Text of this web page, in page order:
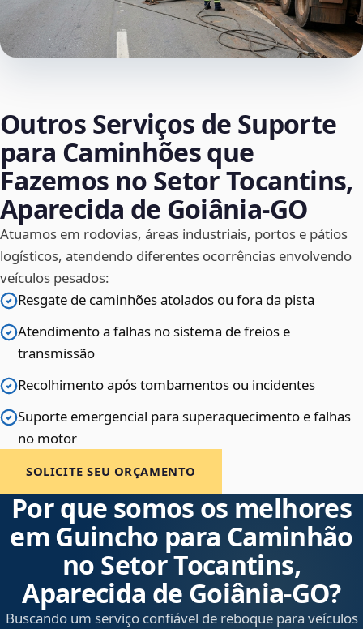
Outros Serviços de Suporte
para Caminhões que
Fazemos no Setor Tocantins,
Aparecida de Goiânia‑GO
Atuamos em rodovias, áreas industriais, portos e pátios
logísticos, atendendo diferentes ocorrências envolvendo
veículos pesados:
Resgate de caminhões atolados ou fora da pista
Atendimento a falhas no sistema de freios e
transmissão
Recolhimento após tombamentos ou incidentes
Suporte emergencial para superaquecimento e falhas
no motor
SOLICITE SEU ORÇAMENTO
Por que somos os melhores
em Guincho para Caminhão
no Setor Tocantins,
Aparecida de Goiânia‑GO?
Buscando um serviço confiável de reboque para veículos